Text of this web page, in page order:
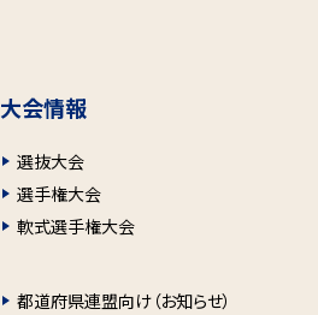
大会情報
選抜大会
選手権大会
軟式選手権大会
都道府県連盟向け（お知らせ）